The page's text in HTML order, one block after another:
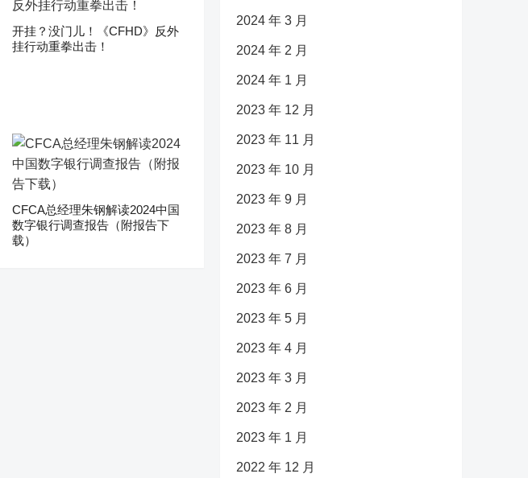
开挂？没门儿！《CFHD》反外
挂行动重拳出击！
CFCA总经理朱钢解读2024中国
数字银行调查报告（附报告下
载）
2024 年 3 月
2024 年 2 月
2024 年 1 月
2023 年 12 月
2023 年 11 月
2023 年 10 月
2023 年 9 月
2023 年 8 月
2023 年 7 月
2023 年 6 月
2023 年 5 月
2023 年 4 月
2023 年 3 月
2023 年 2 月
2023 年 1 月
2022 年 12 月